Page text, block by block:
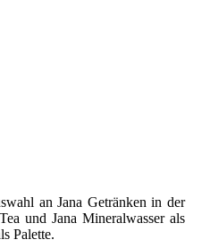
an Jana Getränken in der
und Jana Mineralwasser als
Palette.